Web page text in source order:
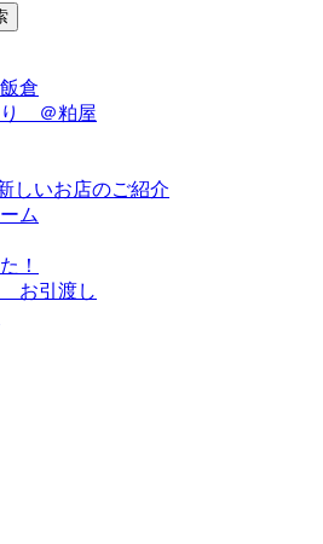
倉
り ＠粕屋
しいお店のご紹介
ム
！
お引渡し